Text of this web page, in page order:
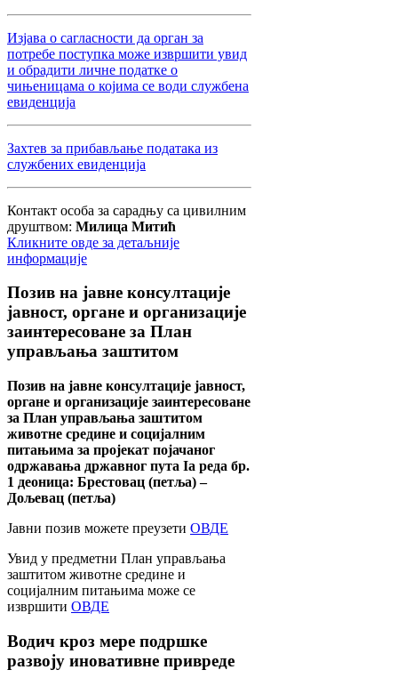
Изјава о сагласности да орган за
потребе поступка може извршити увид
и обрадити личне податке о
чињеницама о којима се води службена
евиденција
Захтев за прибављање података из
службених евиденција
Контакт особа за сарадњу са цивилним
друштвом: Милица Митић
Кликните овде за детаљније
информације
Позив на јавне консултације
јавност, органе и организације
заинтересоване за План
управљања заштитом
Позив на јавне консултације јавност,
органе и организације заинтересоване
за План управљања заштитом
животне средине и социјалним
питањима за пројекат појачаног
одржавања државног пута Ia реда бр.
1 деоница: Брестовац (петља) –
Дољевац (петља)
Јавни позив можете преузети ОВДЕ
Увид у предметни План управљања
заштитом животне средине и
социјалним питањима може се
извршити ОВДЕ
Водич кроз мере подршке
развоју иновативне привреде